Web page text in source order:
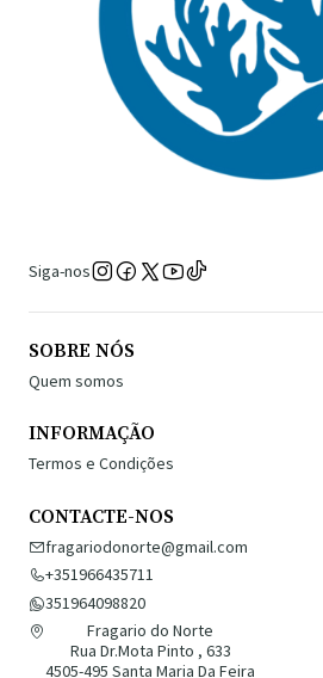
Siga-nos
SOBRE NÓS
Quem somos
INFORMAÇÃO
Termos e Condições
CONTACTE-NOS
fragariodonorte@gmail.com
+351966435711
351964098820
Fragario do Norte
Rua Dr.Mota Pinto , 633
4505-495 Santa Maria Da Feira